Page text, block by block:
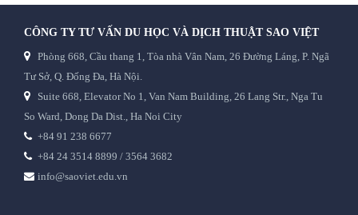
CÔNG TY TƯ VẤN DU HỌC VÀ DỊCH THUẬT SAO VIỆT
Phòng 668, Cầu thang 1, Tòa nhà Vân Nam, 26 Đường Láng, P. Ngã
Tư Sở, Q. Đống Đa, Hà Nội.
Suite 668, Elevator No 1, Van Nam Building, 26 Lang Str., Nga Tu
So Ward, Dong Da Dist., Ha Noi City
+84 91 238 6677
+84 24 3514 8899 / 3564 3682
info@saoviet.edu.vn